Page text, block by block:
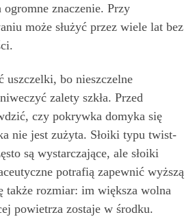
znaczenie. Przy
może służyć przez wiele lat bez
uszczelki, bo nieszczelne
zalety szkła. Przed
czy pokrywka domyka się
nie jest zużyta. Słoiki typu twist-
są wystarczające, ale słoiki
potrafią zapewnić wyższą
także rozmiar: im większa wolna
powietrza zostaje w środku.